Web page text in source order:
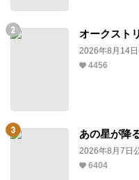
オークスト
2026年8月14日
4456
あの星が降
2026年8月7日
6404